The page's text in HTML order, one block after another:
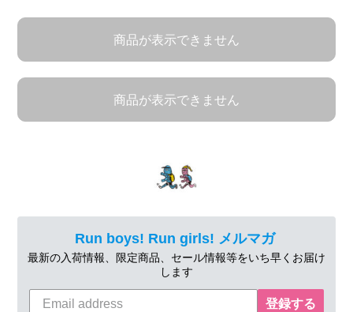
商品が表示できません
商品が表示できません
Run boys! Run girls! メルマガ
最新の入荷情報、 限定商品、セール情報等をいち早くお届け
します
登録する